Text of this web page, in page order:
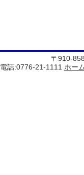
〒910-
電話:0776-21-1111 ホー